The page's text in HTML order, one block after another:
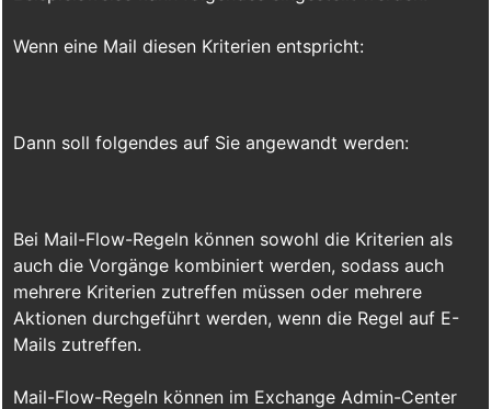
Wenn eine Mail diesen Kriterien entspricht:
Dann soll folgendes auf Sie angewandt werden:
Bei Mail-Flow-Regeln können sowohl die Kriterien als
auch die Vorgänge kombiniert werden, sodass auch
mehrere Kriterien zutreffen müssen oder mehrere
Aktionen durchgeführt werden, wenn die Regel auf E-
Mails zutreffen.
Mail-Flow-Regeln können im Exchange Admin-Center